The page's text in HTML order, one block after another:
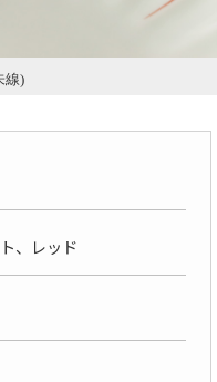
線)
、レッド